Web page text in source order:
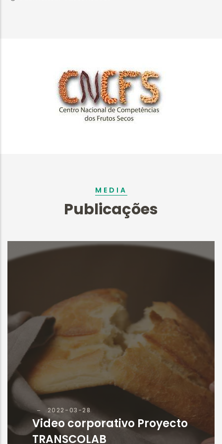
MEDIA
Publicações
2022-03-28
Video corporativo Proyecto
TRANSCOLAB